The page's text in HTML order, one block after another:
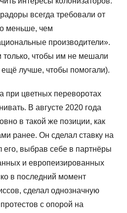
всегда требовали от
меньше, чем
производители».
только, чтобы им не мешали
ещё лучше, чтобы помогали).
при цветных переворотах
В августе 2020 года
в такой же позиции, как
ранее. Он сделал ставку на
выбрав себе в партнёры
и европеизированных
в последний момент
сделал однозначную
с опорой на